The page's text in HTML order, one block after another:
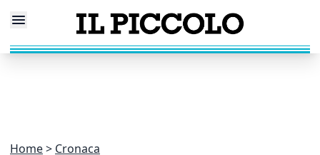
Home Cronaca